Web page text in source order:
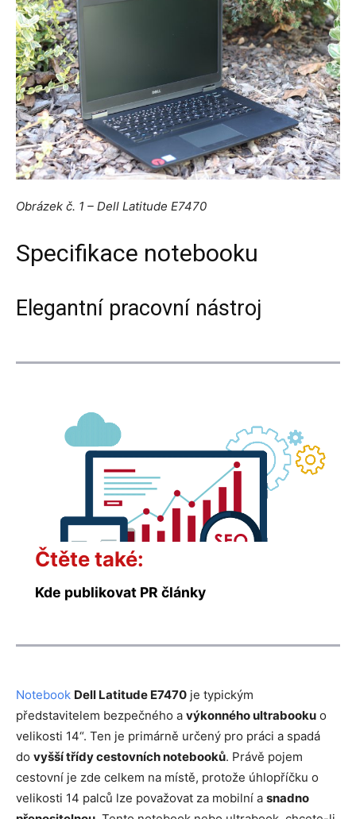
Obrázek č. 1 – Dell Latitude E7470
Specifikace notebooku
Elegantní pracovní nástroj
Čtěte také:
Kde publikovat PR články
Notebook Dell Latitude E7470 je typickým
představitelem bezpečného a výkonného ultrabooku o
velikosti 14“. Ten je primárně určený pro práci a spadá
do vyšší třídy cestovních notebooků. Právě pojem
cestovní je zde celkem na místě, protože úhlopříčku o
velikosti 14 palců lze považovat za mobilní a snadno